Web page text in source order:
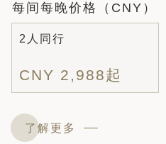
每间每晚价格（CNY）
2人同行
CNY 2,988起
了解更多